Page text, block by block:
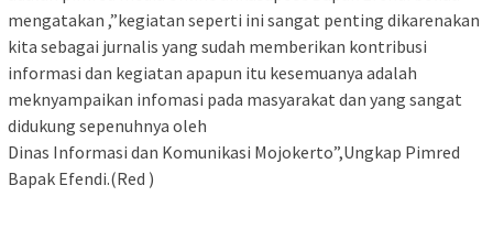
mengatakan ,”kegiatan seperti ini sangat penting dikarenakan
kita sebagai jurnalis yang sudah memberikan kontribusi
informasi dan kegiatan apapun itu kesemuanya adalah
meknyampaikan infomasi pada masyarakat dan yang sangat
didukung sepenuhnya oleh
Dinas Informasi dan Komunikasi Mojokerto”,Ungkap Pimred
Bapak Efendi.(Red )